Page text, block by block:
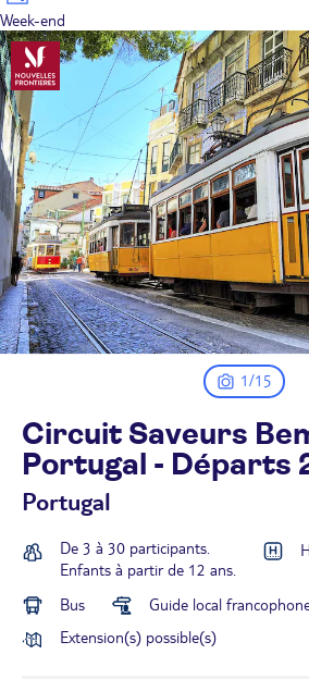
Week-end
1/15
Circuit Saveurs
Portugal - Départs
Portugal
De 3 à 30 participants.
Enfants à partir de 12 ans.
Bus
Guide local
Extension(s) possible(s)